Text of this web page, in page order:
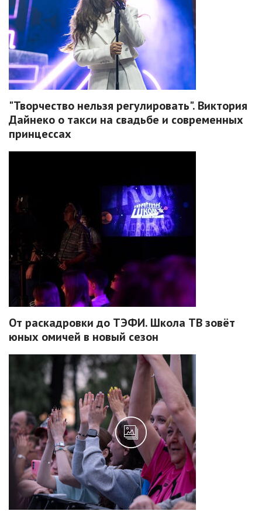
"Творчество нельзя регулировать". Виктория
Дайнеко о такси на свадьбе и современных
принцессах
От раскадровки до ТЭФИ. Школа ТВ зовёт
юных омичей в новый сезон